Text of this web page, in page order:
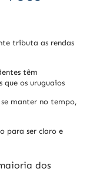
tributa as rendas
têm
que os uruguaios
manter no tempo,
para ser claro e
dos